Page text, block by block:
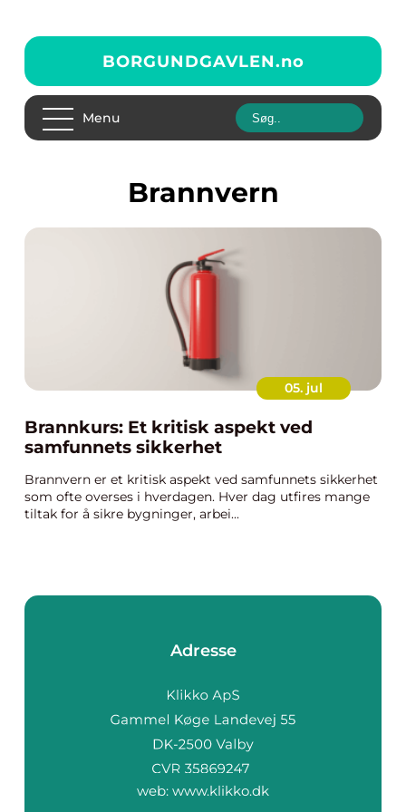
BORGUNDGAVLEN.no
Menu
brannvern
05. jul
Brannkurs: Et kritisk aspekt ved
samfunnets sikkerhet
Brannvern er et kritisk aspekt ved samfunnets sikkerhet
som ofte overses i hverdagen. Hver dag utfires mange
tiltak for å sikre bygninger, arbei...
Adresse
web: www.klikko.dk